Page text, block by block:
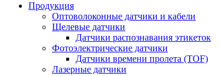
Продукция
Оптоволоконные датчики и кабели
Щелевые датчики
Датчики распознавания этикеток
Фотоэлектрические датчики
Датчики времени пролета (TOF)
Лазерные датчики